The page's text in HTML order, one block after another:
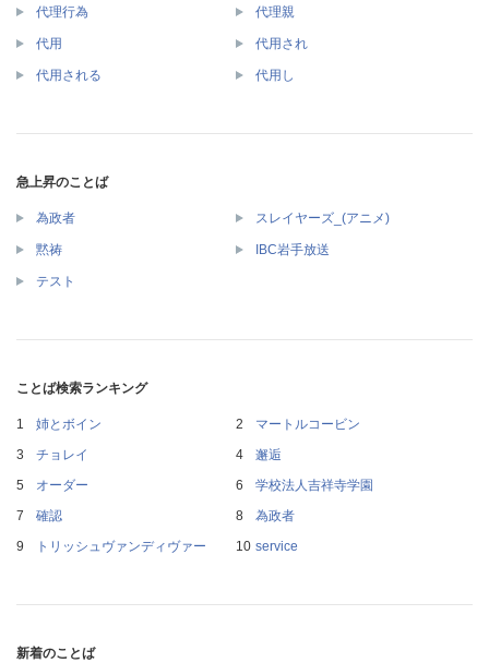
代理行為 代理親
代用 代用され
代用される 代用し
急上昇のことば
為政者 スレイヤーズ_(アニメ)
黙祷 IBC岩手放送
テスト
ことば検索ランキング
姉とボイン
マートルコービン
チョレイ
邂逅
オーダー
学校法人吉祥寺学園
確認
為政者
トリッシュヴァンディヴァー
service
新着のことば